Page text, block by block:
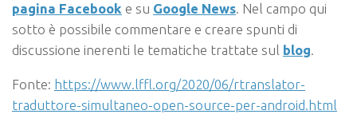
pagina Facebook e su Google News. Nel campo qui
sotto è possibile commentare e creare spunti di
discussione inerenti le tematiche trattate sul blog.
Fonte: https://www.lffl.org/2020/06/rtranslator-
traduttore-simultaneo-open-source-per-android.html